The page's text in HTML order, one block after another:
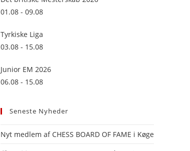
01.08 - 09.08
Tyrkiske Liga
03.08 - 15.08
Junior EM 2026
06.08 - 15.08
Seneste Nyheder
Nyt medlem af CHESS BOARD OF FAME i Køge